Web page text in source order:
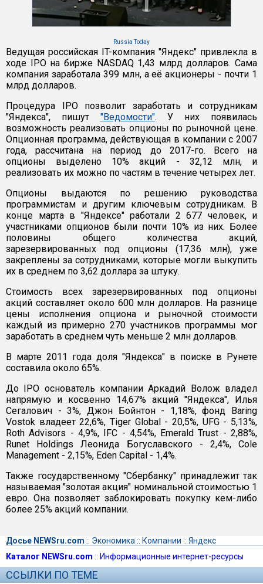
Russia Today
Ведущая российская IT-компания "Яндекс" привлекла в
ходе IPO на бирже NASDAQ 1,43 млрд долларов. Сама
компания заработала 399 млн, а её акционеры - почти 1
млрд долларов.
Процедура IPO позволит заработать и сотрудникам
"Яндекса", пишут "Ведомости". У них появилась
возможность реализовать опционы по рыночной цене.
Опционная программа, действующая в компании с 2007
года, рассчитана на период до 2017-го. Всего на
опционы выделено 10% акций - 32,12 млн, и
реализовать их можно по частям в течение четырех лет.
Опционы выдаются по решению руководства
программистам и другим ключевым сотрудникам. В
конце марта в "Яндексе" работали 2 677 человек, и
участниками опционов были почти 10% из них. Более
половины общего количества акций,
зарезервированных под опционы (17,36 млн), уже
закреплены за сотрудниками, которые могли выкупить
их в среднем по 3,62 доллара за штуку.
Стоимость всех зарезервированных под опционы
акций составляет около 600 млн долларов. На разнице
цены исполнения опциона и рыночной стоимости
каждый из примерно 270 участников программы мог
заработать в среднем чуть меньше 2 млн долларов.
В марте 2011 года доля "Яндекса" в поиске в Рунете
составила около 65%.
До IPO основатель компании Аркадий Волож владел
напрямую и косвенно 14,67% акций "Яндекса", Илья
Сегалович - 3%, Джон Бойнтон - 1,18%, фонд Baring
Vostok владеет 22,6%, Tiger Global - 20,5%, UFG - 5,13%,
Roth Advisors - 4,9%, IFC - 4,54%, Emerald Trust - 2,88%,
Runet Holdings Леонида Богуславского - 2,4%, Cole
Management - 2,15%, Eden Capital - 1,4%.
Также государственному "Сбербанку" принадлежит так
называемая "золотая акция" номинальной стоимостью 1
евро. Она позволяет заблокировать покупку кем-либо
более 25% акций компании.
Досье NEWSru.com :: Экономика :: Компании :: Яндекс
Каталог NEWSru.com :: Информационные интернет-ресурсы
ССЫЛКИ ПО ТЕМЕ